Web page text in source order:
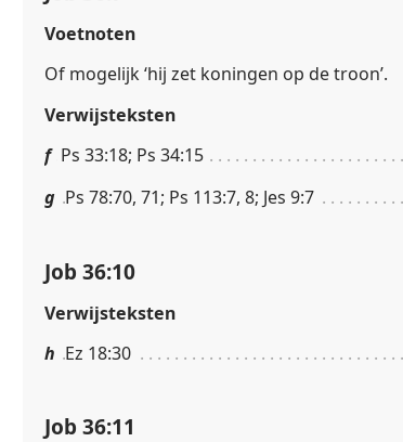
Voetnoten
Of mogelijk ‘hij zet koningen op de troon’.
Verwijsteksten
f Ps 33:18; Ps 34:15
g Ps 78:70, 71; Ps 113:7, 8; Jes 9:7
Job 36:10
Verwijsteksten
h Ez 18:30
Job 36:11